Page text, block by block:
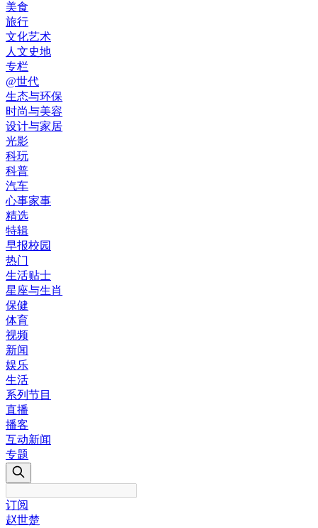
美食
旅行
文化艺术
人文史地
专栏
@世代
生态与环保
时尚与美容
设计与家居
光影
科玩
科普
汽车
心事家事
精选
特辑
早报校园
热门
生活贴士
星座与生肖
保健
体育
视频
新闻
娱乐
生活
系列节目
直播
播客
互动新闻
专题
订阅
赵世楚